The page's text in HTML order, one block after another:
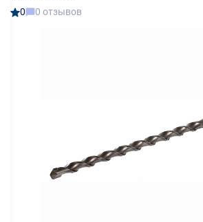
0 0 отзывов